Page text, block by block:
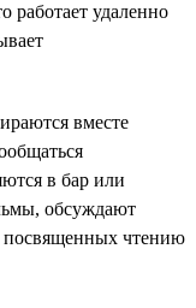
работает удаленно
вместе
в бар или
обсуждают
посвященных чтению